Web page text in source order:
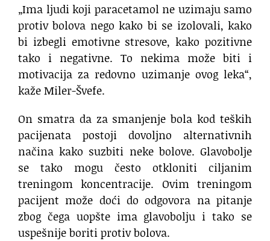
„Ima ljudi koji paracetamol ne uzimaju samo
protiv bolova nego kako bi se izolovali, kako
bi izbegli emotivne stresove, kako pozitivne
tako i negativne. To nekima može biti i
motivacija za redovno uzimanje ovog leka“,
kaže Miler-Švefe.
On smatra da za smanjenje bola kod teških
pacijenata postoji dovoljno alternativnih
načina kako suzbiti neke bolove. Glavobolje
se tako mogu često otkloniti ciljanim
treningom koncentracije. Ovim treningom
pacijent može doći do odgovora na pitanje
zbog čega uopšte ima glavobolju i tako se
uspešnije boriti protiv bolova.